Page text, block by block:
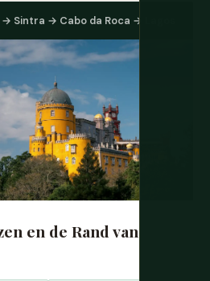
Sintra → Cabo da Roca → Lagos
en de Rand van